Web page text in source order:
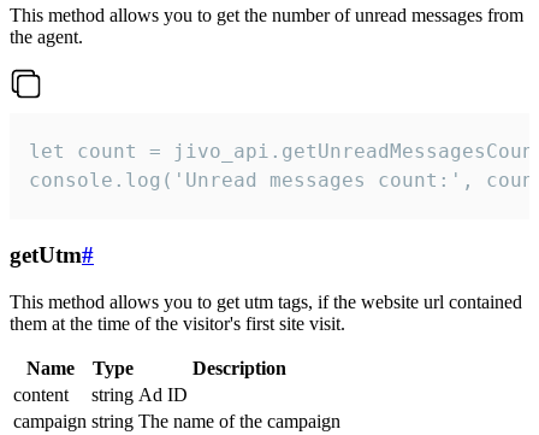
This method allows you to get the number of unread messages from
the agent.
let count =
console.log('Unread messages count:',
getUtm#
This method allows you to get utm tags, if the website url contained
them at the time of the visitor's first site visit.
Name Type
Description
content
string Ad ID
campaign string The name of the campaign